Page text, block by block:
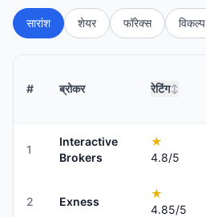
सारांश शेयर फॉरेक्स विकल्प
# ब्रोकर रेटिंग↕
1
Interactive
Brokers
★
4.8/5
2 Exness
★
4.85/5